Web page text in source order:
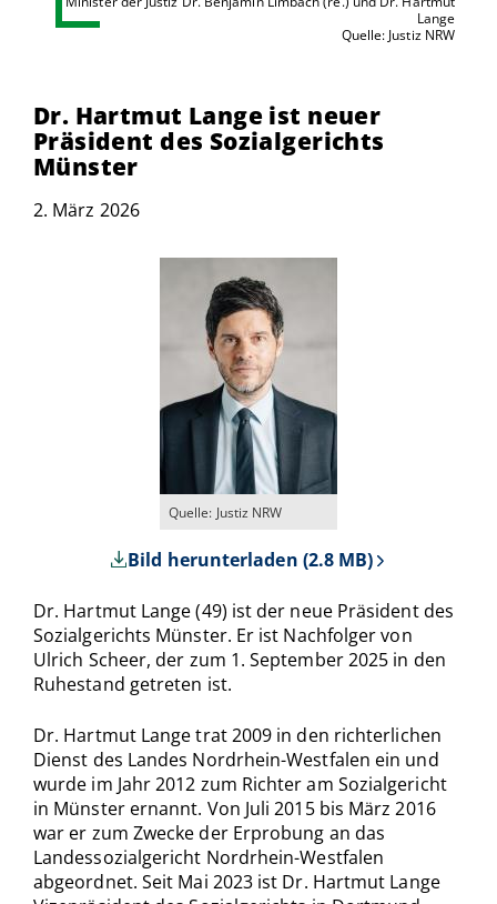
Lange
Quelle: Justiz NRW
Dr. Hartmut Lange ist neuer
Präsident des Sozialgerichts
Münster
2. März 2026
Quelle: Justiz NRW
Bild herunterladen (2.8 MB)
Dr. Hartmut Lange (49) ist der neue Präsident des
Sozialgerichts Münster. Er ist Nachfolger von
Ulrich Scheer, der zum 1. September 2025 in den
Ruhestand getreten ist.
Dr. Hartmut Lange trat 2009 in den richterlichen
Dienst des Landes Nordrhein-Westfalen ein und
wurde im Jahr 2012 zum Richter am Sozialgericht
in Münster ernannt. Von Juli 2015 bis März 2016
war er zum Zwecke der Erprobung an das
Landessozialgericht Nordrhein-Westfalen
abgeordnet. Seit Mai 2023 ist Dr. Hartmut Lange